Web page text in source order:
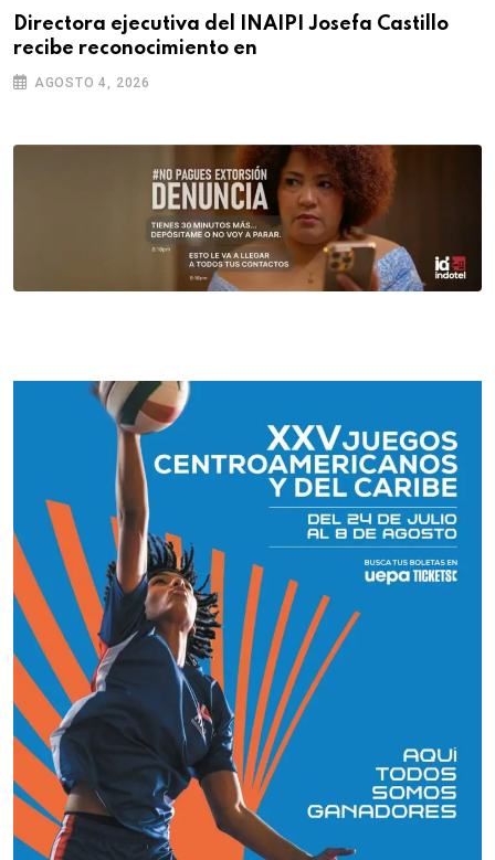
Directora ejecutiva del INAIPI Josefa Castillo
recibe reconocimiento en
AGOSTO 4, 2026